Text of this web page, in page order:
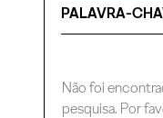
Não foi
pesquisa. Por